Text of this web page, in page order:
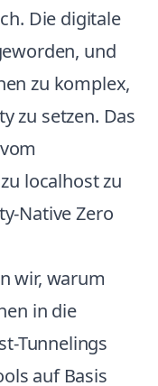
Die digitale
und
zu komplex,
zu setzen. Das
localhost zu
Native Zero
wir, warum
in die
Tunnelings
auf Basis